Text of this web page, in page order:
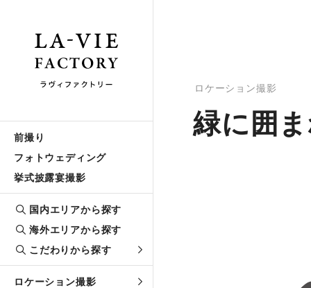
前撮り
フォトウェディング
挙式披露宴撮影
国内エリアから探す
海外エリアから探す
こだわりから探す
ロケーション撮影
ロケーション撮影
緑に囲ま